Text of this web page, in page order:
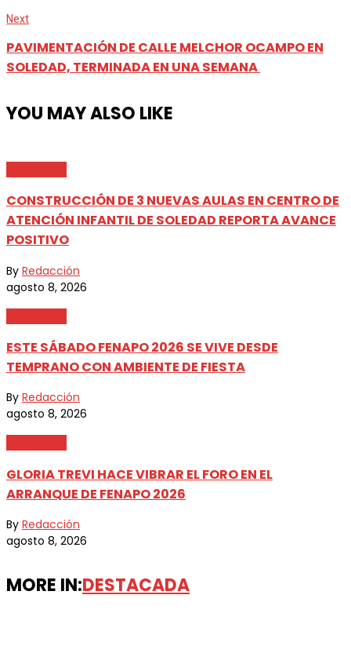
Next
PAVIMENTACIÓN DE CALLE MELCHOR OCAMPO EN
SOLEDAD, TERMINADA EN UNA SEMANA
YOU MAY ALSO LIKE
CONSTRUCCIÓN DE 3 NUEVAS AULAS EN CENTRO DE
ATENCIÓN INFANTIL DE SOLEDAD REPORTA AVANCE
POSITIVO
By Redacción
agosto 8, 2026
ESTE SÁBADO FENAPO 2026 SE VIVE DESDE
TEMPRANO CON AMBIENTE DE FIESTA
By Redacción
agosto 8, 2026
GLORIA TREVI HACE VIBRAR EL FORO EN EL
ARRANQUE DE FENAPO 2026
By Redacción
agosto 8, 2026
MORE IN:DESTACADA